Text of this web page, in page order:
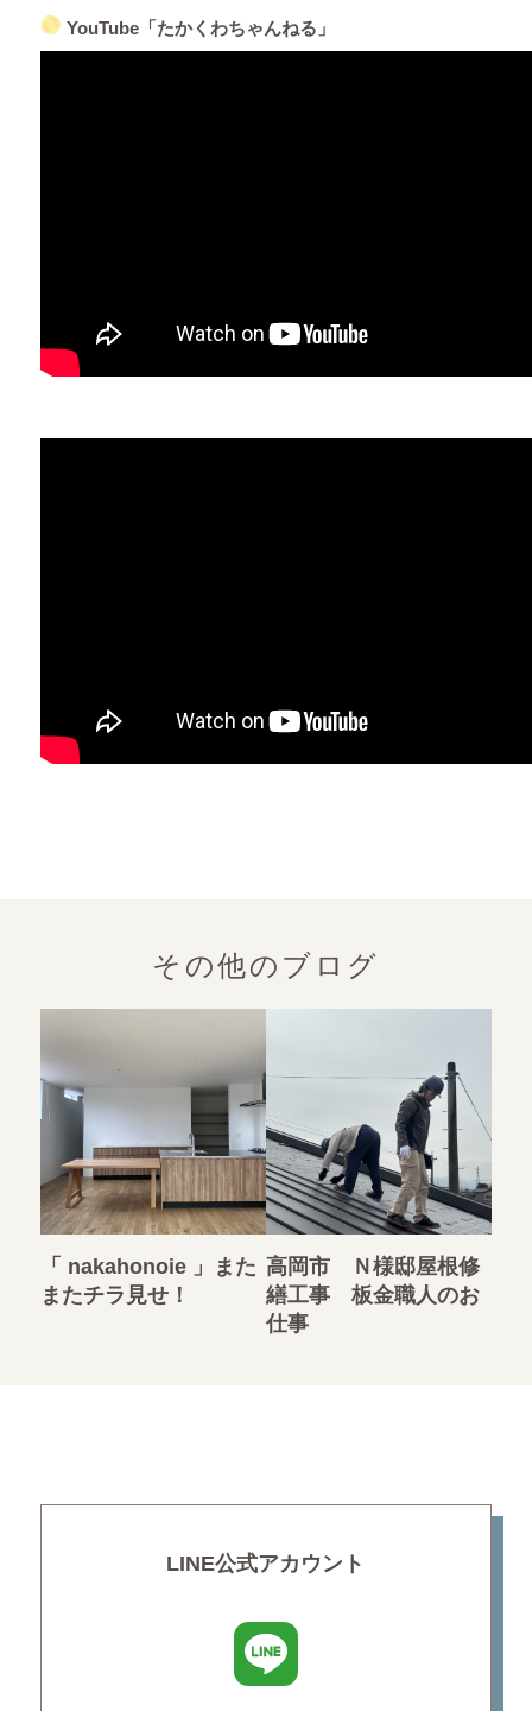
YouTube「たかくわちゃんねる」
その他のブログ
「 nakahonoie 」また
またチラ見せ！
高岡市 Ｎ様邸屋根修
繕工事 板金職人のお
仕事
LINE公式アカウント